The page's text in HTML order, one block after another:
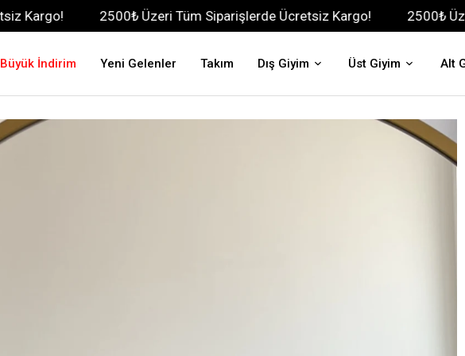
2500₺ Üzeri Tüm Siparişlerde Ücretsiz Kargo! 2500₺ Üzeri Tüm
Büyük İndirim Yeni Gelenler Takım Dış Giyim Üst Giyim Alt